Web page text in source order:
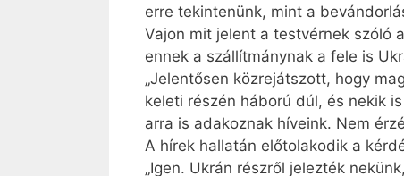
erre tekintenünk, mint a
Vajon mit jelent a testvérnek szóló
ennek a szállítmánynak a fele is
„Jelentősen közrejátszott, hogy
keleti részén háború dúl, és nekik
arra is adakoznak híveink. Nem
A hírek hallatán előtolakodik a
„Igen. Ukrán részről jelezték